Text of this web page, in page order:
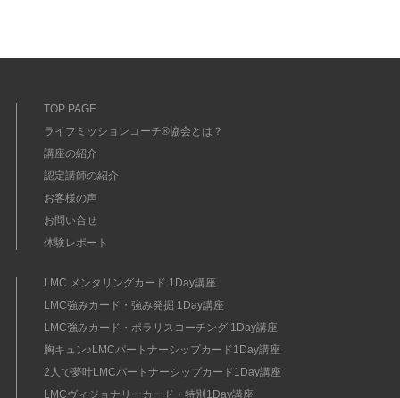
TOP PAGE
ライフミッションコーチ®協会とは？
講座の紹介
認定講師の紹介
お客様の声
お問い合せ
体験レポート
LMC メンタリングカード 1Day講座
LMC強みカード・強み発掘 1Day講座
LMC強みカード・ポラリスコーチング 1Day講座
胸キュン♪LMCパートナーシップカード1Day講座
2人で夢叶LMCパートナーシップカード1Day講座
LMCヴィジョナリーカード・特別1Day講座